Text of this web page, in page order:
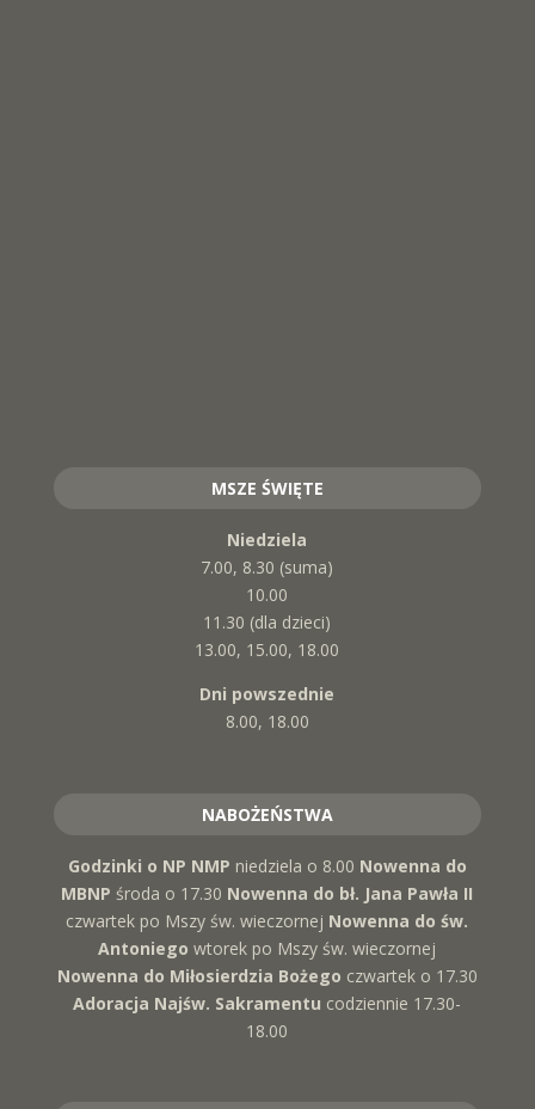
MSZE ŚWIĘTE
Niedziela
7.00, 8.30 (suma)
10.00
11.30 (dla dzieci)
13.00, 15.00, 18.00
Dni powszednie
8.00, 18.00
NABOŻEŃSTWA
Godzinki o NP NMP niedziela o 8.00 Nowenna do
MBNP środa o 17.30 Nowenna do bł. Jana Pawła II
czwartek po Mszy św. wieczornej Nowenna do św.
Antoniegowtorek po Mszy św. wieczornej
Nowenna do Miłosierdzia Bożego czwartek o 17.30
Adoracja Najśw. Sakramentu codziennie 17.30-
18.00